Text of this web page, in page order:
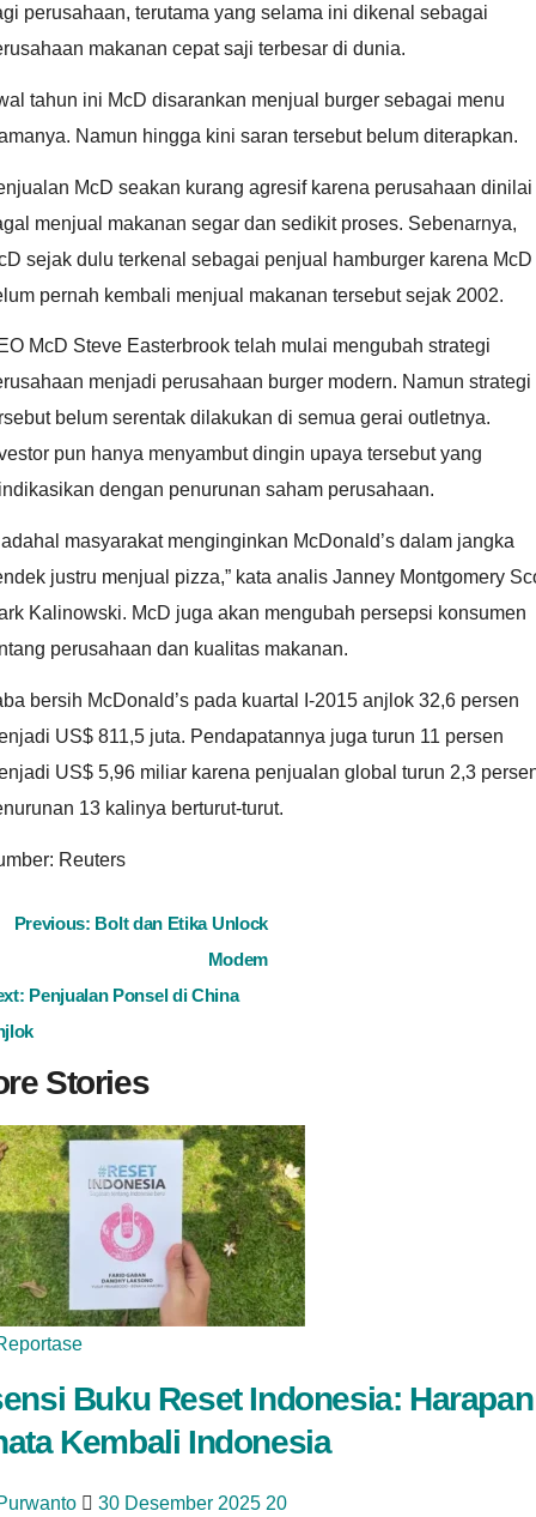
perusahaan, terutama yang selama ini dikenal sebagai
makanan cepat saji terbesar di dunia.
tahun ini McD disarankan menjual burger sebagai menu
Namun hingga kini saran tersebut belum diterapkan.
McD seakan kurang agresif karena perusahaan dinilai
menjual makanan segar dan sedikit proses. Sebenarnya,
sejak dulu terkenal sebagai penjual hamburger karena McD
pernah kembali menjual makanan tersebut sejak 2002.
McD Steve Easterbrook telah mulai mengubah strategi
menjadi perusahaan burger modern. Namun strategi
belum serentak dilakukan di semua gerai outletnya.
pun hanya menyambut dingin upaya tersebut yang
dengan penurunan saham perusahaan.
masyarakat menginginkan McDonald’s dalam jangka
justru menjual pizza,” kata analis Janney Montgomery
Kalinowski. McD juga akan mengubah persepsi konsumen
perusahaan dan kualitas makanan.
bersih McDonald’s pada kuartal I-2015 anjlok 32,6 persen
US$ 811,5 juta. Pendapatannya juga turun 11 persen
US$ 5,96 miliar karena penjualan global turun 2,3
13 kalinya berturut-turut.
Reuters
Previous: Bolt dan Etika Unlock
Modem
Penjualan Ponsel di China
Stories
Buku Reset Indonesia: Harapan
Kembali Indonesia
30 Desember 2025 20